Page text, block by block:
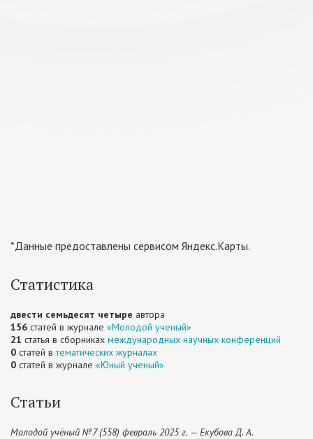
*Данные предоставлены сервисом Яндекс.Карты.
Статистика
двести семьдесят четыре автора
156 статей в журнале «Молодой ученый»
21 статья в сборниках международных научных конференций
0 статей втематических журналах
0 статей в журнале «Юный ученый»
Статьи
Молодой учёный №7 (558) февраль 2025 г. — Екубова Д. А.